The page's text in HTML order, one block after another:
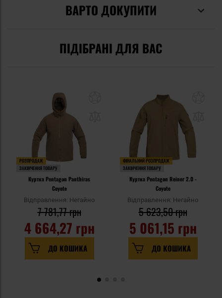
ВАРТО ДОКУПИТИ
ПІДІБРАНІ ДЛЯ ВАС
РОЗПРОДАЖ
ЗАКІНЧЕННЯ ТОВАРУ
Куртка Pentagon Panthiras
Coyote
Відправлення: Негайно
4 664,27 грн
7 781,77 грн
ДО КОШИКА
ФІНАЛЬНИЙ РОЗПРОДАЖ
ЗАКІНЧЕННЯ ТОВАРУ
Куртка Pentagon Reiner 2.0 -
Coyote
Відправлення: Негайно
5 061,15 грн
5 623,50 грн
ДО КОШИКА